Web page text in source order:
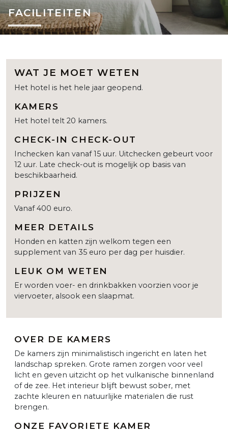
FACILITEITEN
WAT JE MOET WETEN
Het hotel is het hele jaar geopend.
KAMERS
Het hotel telt 20 kamers.
CHECK-IN CHECK-OUT
Inchecken kan vanaf 15 uur. Uitchecken gebeurt voor
12 uur. Late check-out is mogelijk op basis van
beschikbaarheid.
PRIJZEN
Vanaf 400 euro.
MEER DETAILS
Honden en katten zijn welkom tegen een
supplement van 35 euro per dag per huisdier.
LEUK OM WETEN
Er worden voer- en drinkbakken voorzien voor je
viervoeter, alsook een slaapmat.
OVER DE KAMERS
De kamers zijn minimalistisch ingericht en laten het
landschap spreken. Grote ramen zorgen voor veel
licht en geven uitzicht op het vulkanische binnenland
of de zee. Het interieur blijft bewust sober, met
zachte kleuren en natuurlijke materialen die rust
brengen.
ONZE FAVORIETE KAMER